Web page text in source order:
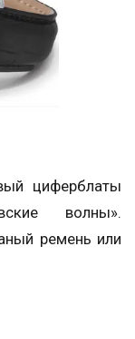
циферблаты
волны».
ремень или